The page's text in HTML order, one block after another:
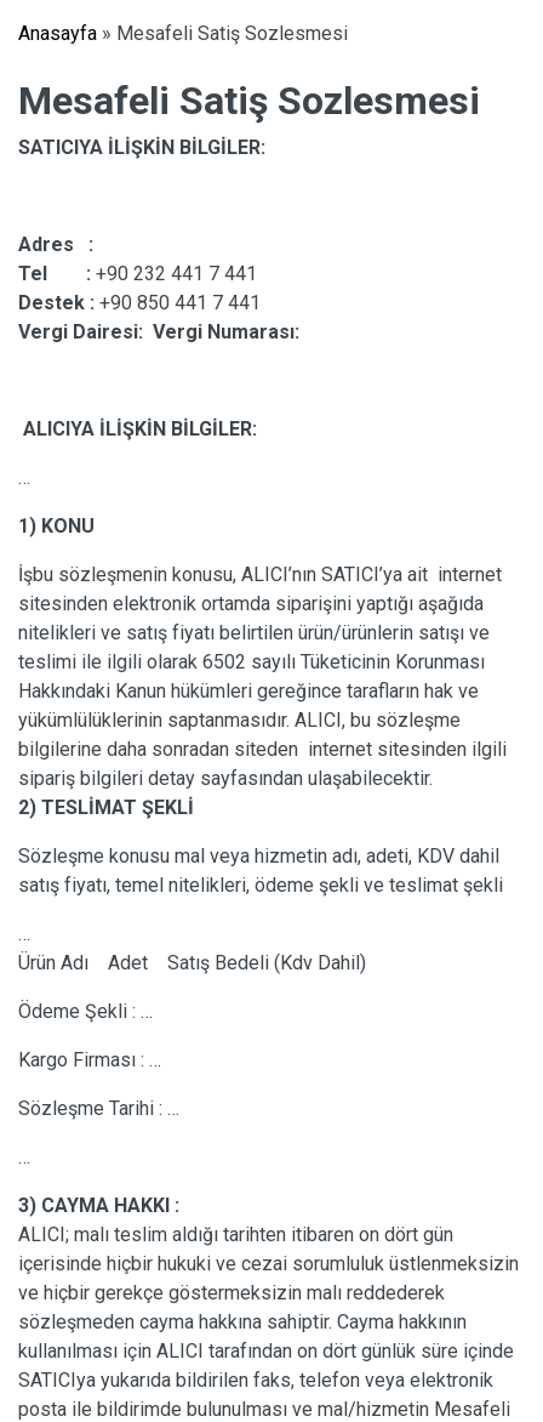
Anasayfa » Mesafeli Satiş Sozlesmesi
Mesafeli Satiş Sozlesmesi
SATICIYA İLİŞKİN BİLGİLER:
Adres :
Tel : +90 232 441 7 441
Destek : +90 850 441 7 441
Vergi Dairesi: Vergi Numarası:
ALICIYA İLİŞKİN BİLGİLER:
…
1) KONU
İşbu sözleşmenin konusu, ALICI’nın SATICI’ya ait internet
sitesinden elektronik ortamda siparişini yaptığı aşağıda
nitelikleri ve satış fiyatı belirtilen ürün/ürünlerin satışı ve
teslimi ile ilgili olarak 6502 sayılı Tüketicinin Korunması
Hakkındaki Kanun hükümleri gereğince tarafların hak ve
yükümlülüklerinin saptanmasıdır. ALICI, bu sözleşme
bilgilerine daha sonradan siteden internet sitesinden ilgili
sipariş bilgileri detay sayfasından ulaşabilecektir.
2) TESLİMAT ŞEKLİ
Sözleşme konusu mal veya hizmetin adı, adeti, KDV dahil
satış fiyatı, temel nitelikleri, ödeme şekli ve teslimat şekli
…
Ürün Adı Adet Satış Bedeli (Kdv Dahil)
Ödeme Şekli : …
Kargo Firması : …
Sözleşme Tarihi : …
…
3) CAYMA HAKKI :
ALICI; malı teslim aldığı tarihten itibaren on dört gün
içerisinde hiçbir hukuki ve cezai sorumluluk üstlenmeksizin
ve hiçbir gerekçe göstermeksizin malı reddederek
sözleşmeden cayma hakkına sahiptir. Cayma hakkının
kullanılması için ALICI tarafından on dört günlük süre içinde
SATICIya yukarıda bildirilen faks, telefon veya elektronik
posta ile bildirimde bulunulması ve mal/hizmetin Mesafeli